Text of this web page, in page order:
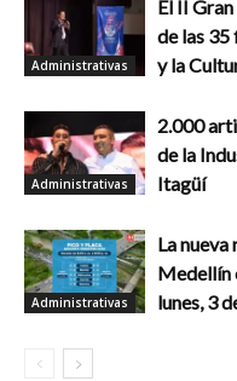
Administrativas
El II
de las 35
y la
Administrativas
2.000
de la
Itagüí
Administrativas
La
Medellín
lunes, 3